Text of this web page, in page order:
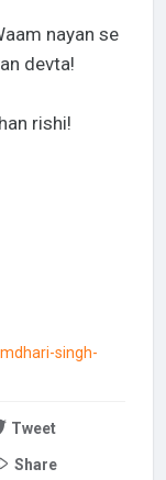
nayan se
devta!
rishi!
singh-
Tweet
Share